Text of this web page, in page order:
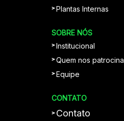
Plantas Internas
SOBRE NÓS
Institucional
Quem nos patrocina
Equipe
CONTATO
Contato